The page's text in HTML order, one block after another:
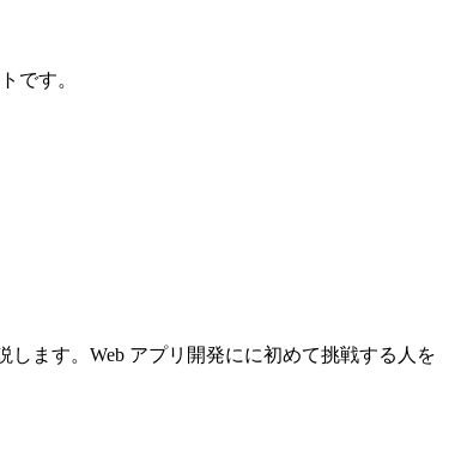
です。
します。Web アプリ開発にに初めて挑戦する人を